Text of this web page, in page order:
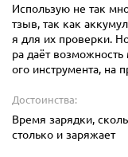
Использую не так
тзыв, так как
я для их проверки.
ра даёт
ого инструмента, на
Достоинства:
Время зарядки,
столько и заряжает